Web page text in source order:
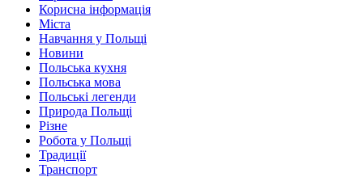
Корисна інформація
Міста
Навчання у Польщі
Новини
Польська кухня
Польська мова
Польські легенди
Природа Польщі
Різне
Робота у Польщі
Традиції
Транспорт